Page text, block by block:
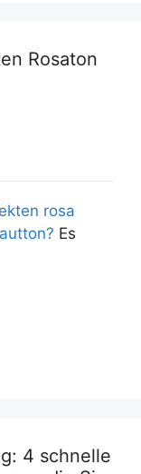
Rosaton
rosa
Es
4 schnelle